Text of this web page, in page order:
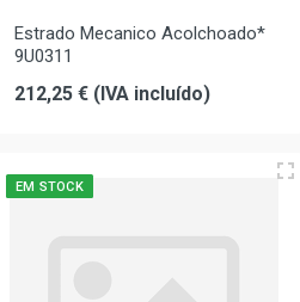
Estrado Mecanico Acolchoado*
9U0311
212,25 € (IVA incluído)
EM STOCK